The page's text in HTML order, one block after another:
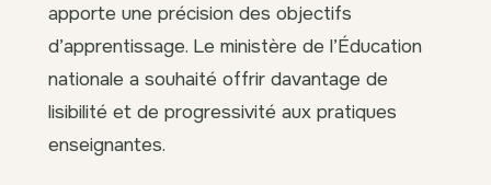
apporte une précision des objectifs
d’apprentissage. Le ministère de l’Éducation
nationale a souhaité offrir davantage de
lisibilité et de progressivité aux pratiques
enseignantes.